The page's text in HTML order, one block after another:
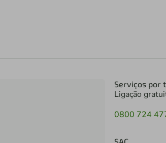
Serviços por
Ligação
0800 724